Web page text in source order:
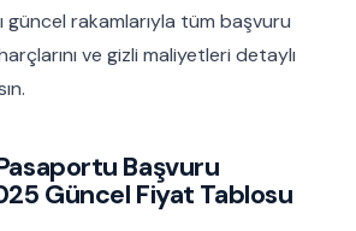
güncel rakamlarıyla tüm başvuru
ve gizli maliyetleri detaylı
Başvuru
Güncel Fiyat Tablosu